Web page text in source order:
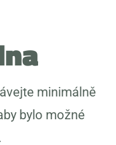
minimálně
bylo možné